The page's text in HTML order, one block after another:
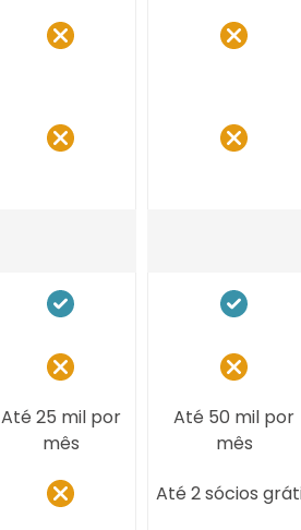
Até 25 mil por
mês
Até 50 mil por
mês
Até 2 sócios